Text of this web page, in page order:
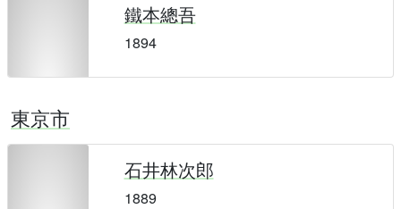
鐵本總吾
1894
東京市
石井林次郎
1889